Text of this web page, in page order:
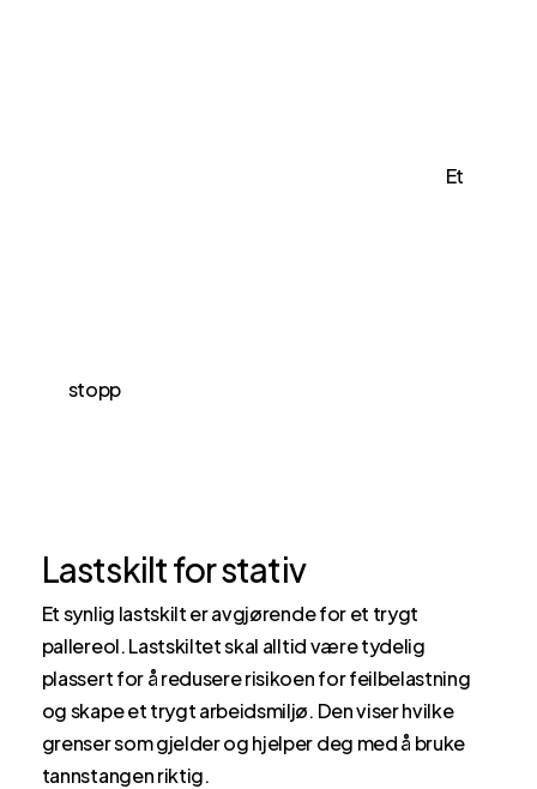
Et
stopp
Lastskilt for stativ
Et synlig lastskilt er avgjørende for et trygt
pallereol. Lastskiltet skal alltid være tydelig
plassert for å redusere risikoen for feilbelastning
og skape et trygt arbeidsmiljø. Den viser hvilke
grenser som gjelder og hjelper deg med å bruke
tannstangen riktig.